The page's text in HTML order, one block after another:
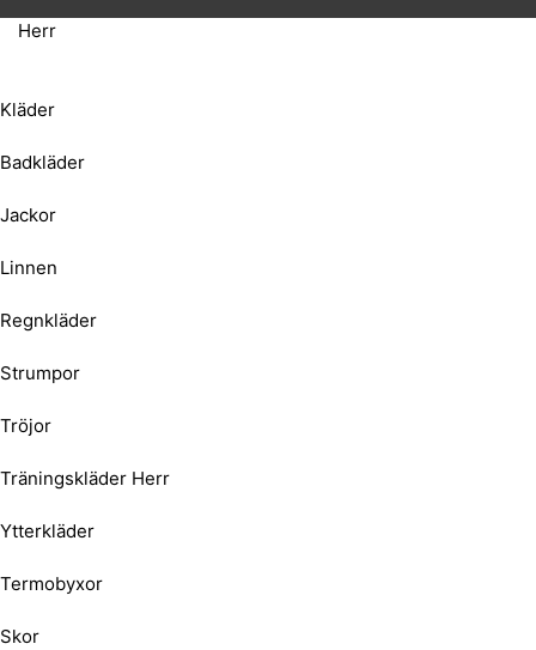
Herr
Kläder
Badkläder
Jackor
Linnen
Regnkläder
Strumpor
Tröjor
Träningskläder Herr
Ytterkläder
Termobyxor
Skor